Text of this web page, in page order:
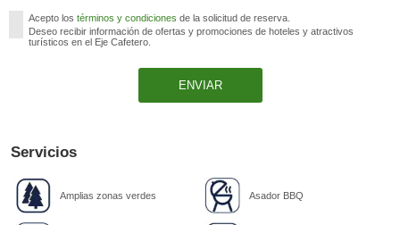
Acepto los términos y condiciones de la solicitud de reserva.
Deseo recibir información de ofertas y promociones de hoteles y atractivos
turísticos en el Eje Cafetero.
Servicios
Amplias zonas verdes Asador BBQ